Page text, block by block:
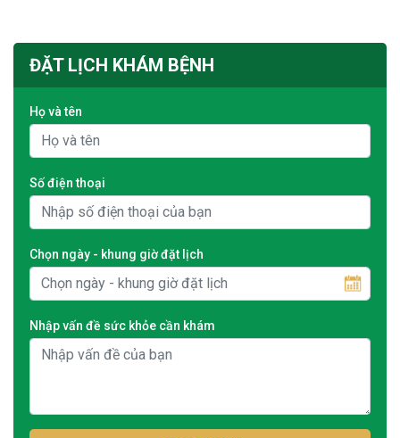
ĐẶT LỊCH KHÁM BỆNH
Họ và tên
Số điện thoại
Chọn ngày - khung giờ đặt lịch
Nhập vấn đề sức khỏe cần khám